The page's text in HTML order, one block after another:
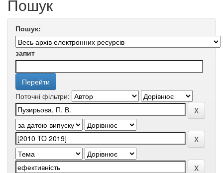
Пошук
Пошук:
запит
Поточні фільтри: